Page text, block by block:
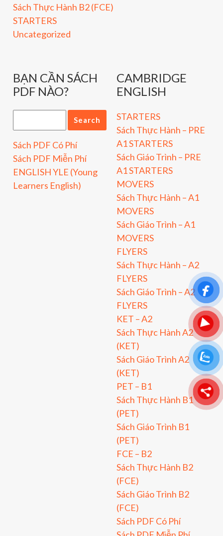
Sách Thực Hành B2 (FCE)
STARTERS
Uncategorized
BẠN CẦN SÁCH
PDF NÀO?
Sách PDF Có Phí
Sách PDF Miễn Phí
ENGLISH YLE (Young
Learners English)
CAMBRIDGE
ENGLISH
STARTERS
Sách Thực Hành – PRE
A1 STARTERS
Sách Giáo Trình – PRE
A1 STARTERS
MOVERS
Sách Thực Hành – A1
MOVERS
Sách Giáo Trình – A1
MOVERS
FLYERS
Sách Thực Hành – A2
FLYERS
Sách Giáo Trình – A2
FLYERS
KET – A2
Sách Thực Hành A2
(KET)
Sách Giáo Trình A2
(KET)
PET – B1
Sách Thực Hành B1
(PET)
Sách Giáo Trình B1
(PET)
FCE – B2
Sách Thực Hành B2
(FCE)
Sách Giáo Trình B2
(FCE)
Sách PDF Có Phí